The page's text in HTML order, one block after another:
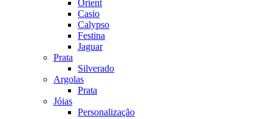
Orient
Casio
Calypso
Festina
Jaguar
Prata
Silverado
Argolas
Prata
Jóias
Personalização